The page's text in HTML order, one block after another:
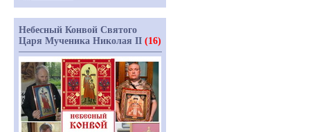
Небесный Конвой Святого
Царя Мученика Николая II (16)